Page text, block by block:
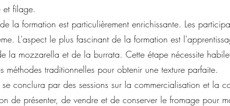
filage.
la formation est particulièrement enrichissante. Les
L'aspect le plus fascinant de la formation est
la mozzarella et de la burrata. Cette étape nécessite
méthodes traditionnelles pour obtenir une texture parfaite.
conclura par des sessions sur la commercialisation et la
de présenter, de vendre et de conserver le fromage pour